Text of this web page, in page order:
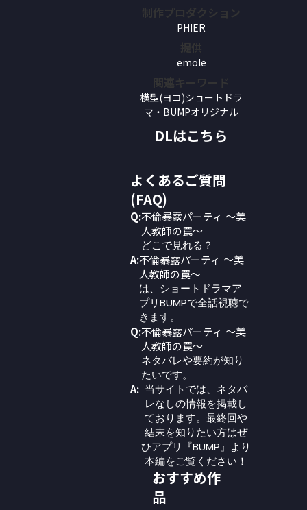
制作プロダクション
PHIER
提供
emole
関連キーワード
横型(ヨコ)ショートドラ
マ・BUMPオリジナル
DLはこちら
よくあるご質問
(FAQ)
Q:不倫暴露パーティ 〜美
人教師の罠〜
どこで見れる？
A:不倫暴露パーティ 〜美
人教師の罠〜
は、ショートドラマア
プリBUMPで全話視聴で
きます。
Q:不倫暴露パーティ 〜美
人教師の罠〜
ネタバレや要約が知り
たいです。
A: 当サイトでは、ネタバ
レなしの情報を掲載し
ております。最終回や
結末を知りたい方はぜ
ひアプリ『BUMP』より
本編をご覧ください！
おすすめ作
品